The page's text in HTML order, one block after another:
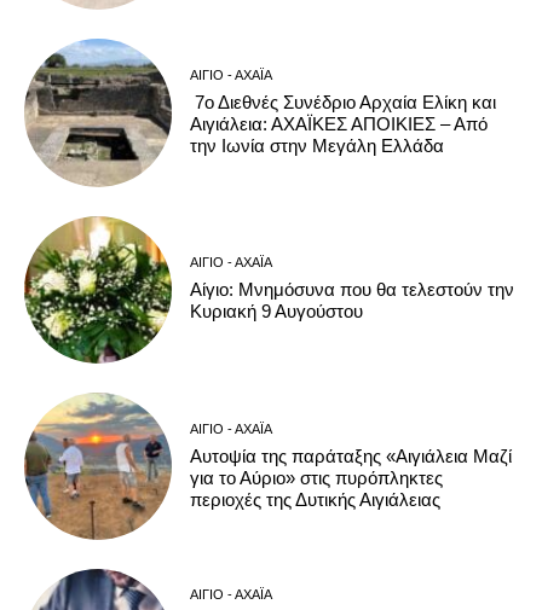
ΑΊΓΙΟ - ΑΧΑΪ́Α
7ο Διεθνές Συνέδριο Αρχαία Ελίκη και
Αιγιάλεια: ΑΧΑΪΚΕΣ ΑΠΟΙΚΙΕΣ – Από
την Ιωνία στην Μεγάλη Ελλάδα
ΑΊΓΙΟ - ΑΧΑΪ́Α
Αίγιο: Μνημόσυνα που θα τελεστούν την
Κυριακή 9 Αυγούστου
ΑΊΓΙΟ - ΑΧΑΪ́Α
Αυτοψία της παράταξης «Αιγιάλεια Μαζί
για το Αύριο» στις πυρόπληκτες
περιοχές της Δυτικής Αιγιάλειας
ΑΊΓΙΟ - ΑΧΑΪ́Α